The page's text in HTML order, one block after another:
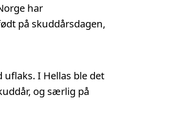
har
på skuddårsdagen,
I Hellas ble det
og særlig på